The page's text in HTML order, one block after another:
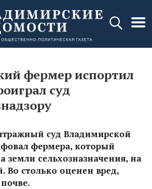
фермер испортил
суд
суд Владимирской
фермера, который
земли сельхозназначения, на
Во столько оценен вред,